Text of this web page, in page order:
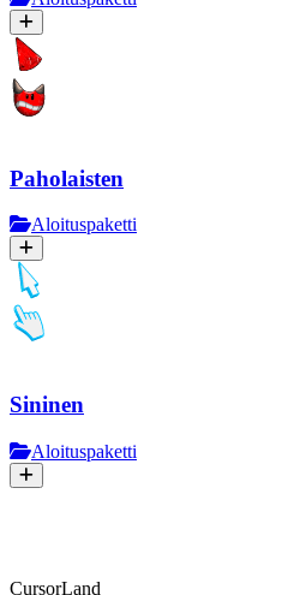
Paholaisten
Aloituspaketti
Sininen
Aloituspaketti
CursorLand